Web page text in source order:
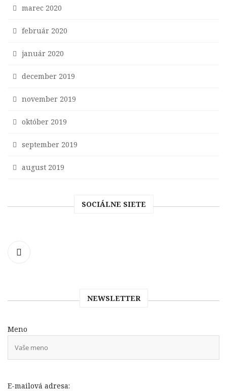
marec 2020
február 2020
január 2020
december 2019
november 2019
október 2019
september 2019
august 2019
SOCIÁLNE SIETE
NEWSLETTER
Meno
E-mailová adresa: